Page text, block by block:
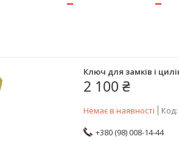
Ключ для замків і
2 100 ₴
Немає в наявності Код:
+380 (98) 008-14-44